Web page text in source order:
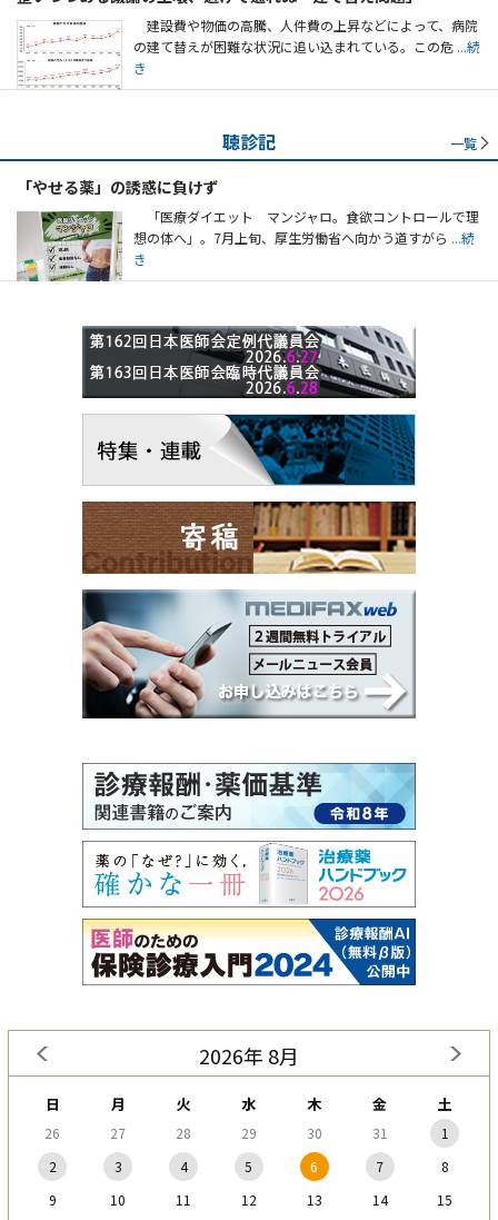
建設費や物価の高騰、人件費の上昇などによって、病院
の建て替えが困難な状況に追い込まれている。この危 ...続
き
聴診記 一覧
「やせる薬」の誘惑に負けず
「医療ダイエット マンジャロ。食欲コントロールで理
想の体へ」。7月上旬、厚生労働省へ向かう道すがら ...続
き
2026年 8月
日 月 火 水 木 金 土
26 27 28 29 30 31
1
2
3 4 5 6 7
8
9
10 11 12 13 14
15